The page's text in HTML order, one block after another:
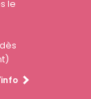
le
dès